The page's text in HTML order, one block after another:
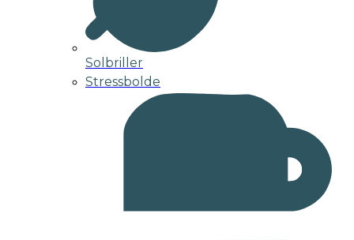
Solbriller
Stressbolde